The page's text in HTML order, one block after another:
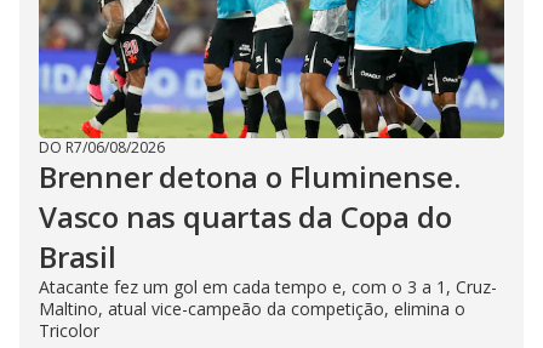
DO R7/06/08/2026
Brenner detona o Fluminense.
Vasco nas quartas da Copa do
Brasil
Atacante fez um gol em cada tempo e, com o 3 a 1, Cruz-
Maltino, atual vice-campeão da competição, elimina o
Tricolor